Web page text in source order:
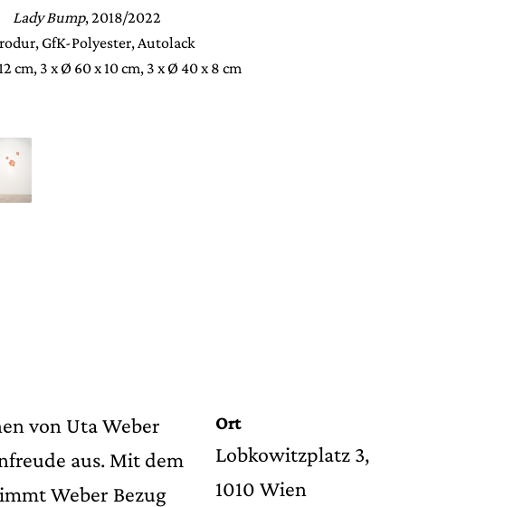
Lady Bump, 2018/2022
GfK-Polyester, Autolack
cm, 3 x Ø 60 x 10 cm, 3 x Ø 40 x 8 cm
von Uta Weber
aus. Mit dem
Weber Bezug
Ort
Lobkowitzplatz 3,
1010 Wien